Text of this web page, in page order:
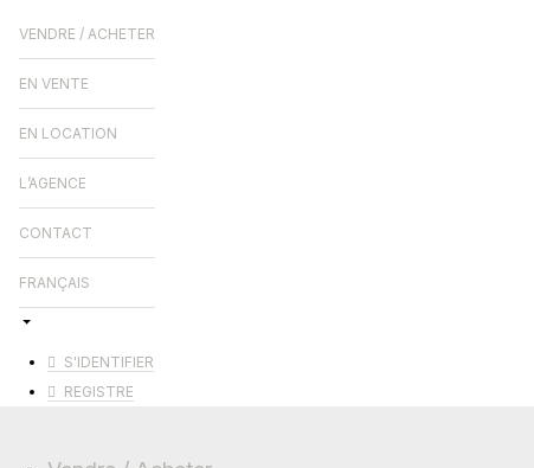
VENDRE / ACHETER
EN VENTE
EN LOCATION
L’AGENCE
CONTACT
FRANÇAIS
S'IDENTIFIER
REGISTRE